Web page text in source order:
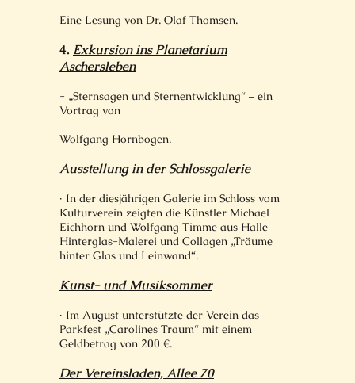
Eine Lesung von Dr. Olaf Thomsen.
4. Exkursion ins Planetarium
Aschersleben
- „Sternsagen und Sternentwicklung“ – ein
Vortrag von
Wolfgang Hornbogen.
Ausstellung in der Schlossgalerie
· In der diesjährigen Galerie im Schloss vom
Kulturverein zeigten die Künstler Michael
Eichhorn und Wolfgang Timme aus Halle
Hinterglas-Malerei und Collagen „Träume
hinter Glas und Leinwand“.
Kunst- und Musiksommer
· Im August unterstützte der Verein das
Parkfest „Carolines Traum“ mit einem
Geldbetrag von 200 €.
Der Vereinsladen, Allee 70